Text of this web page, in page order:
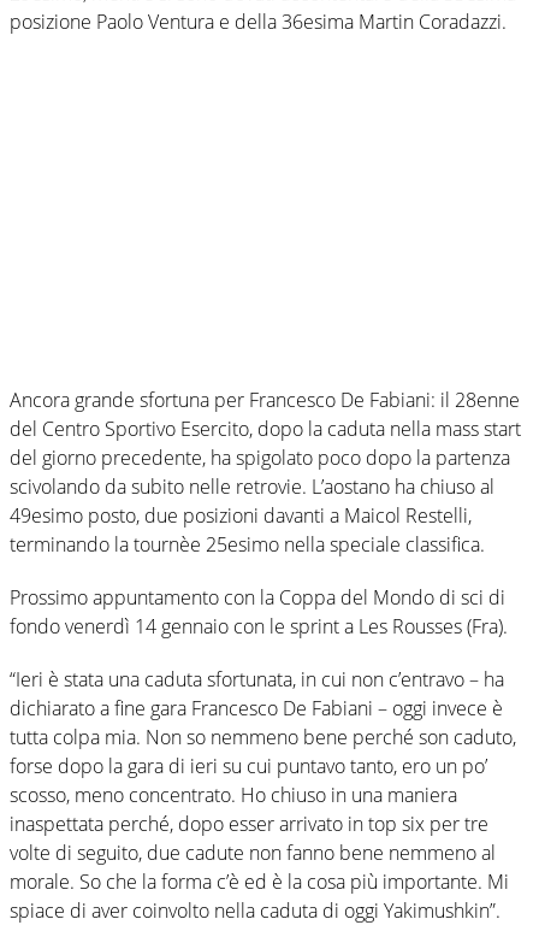
posizione Paolo Ventura e della 36esima Martin Coradazzi.
Ancora grande sfortuna per Francesco De Fabiani: il 28enne
del Centro Sportivo Esercito, dopo la caduta nella mass start
del giorno precedente, ha spigolato poco dopo la partenza
scivolando da subito nelle retrovie. L’aostano ha chiuso al
49esimo posto, due posizioni davanti a Maicol Restelli,
terminando la tournèe 25esimo nella speciale classifica.
Prossimo appuntamento con la Coppa del Mondo di sci di
fondo venerdì 14 gennaio con le sprint a Les Rousses (Fra).
“Ieri è stata una caduta sfortunata, in cui non c’entravo – ha
dichiarato a fine gara Francesco De Fabiani – oggi invece è
tutta colpa mia. Non so nemmeno bene perché son caduto,
forse dopo la gara di ieri su cui puntavo tanto, ero un po’
scosso, meno concentrato. Ho chiuso in una maniera
inaspettata perché, dopo esser arrivato in top six per tre
volte di seguito, due cadute non fanno bene nemmeno al
morale. So che la forma c’è ed è la cosa più importante. Mi
spiace di aver coinvolto nella caduta di oggi Yakimushkin”.